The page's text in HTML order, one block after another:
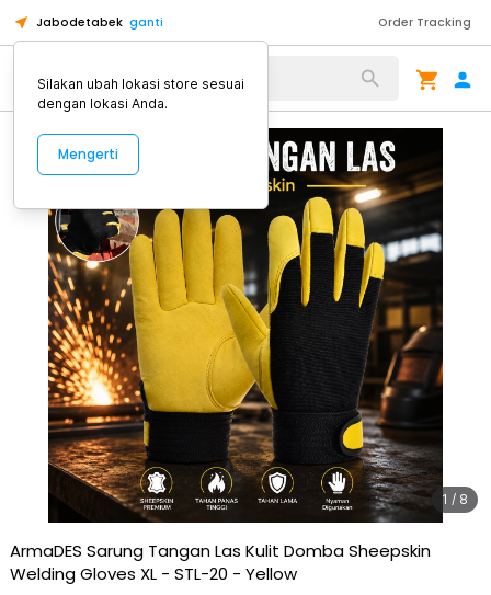
Jabodetabek ganti Order Tracking
Alat Kopi
1 / 8
ArmaDES Sarung Tangan Las Kulit Domba Sheepskin
Welding Gloves XL - STL-20 - Yellow
Silakan ubah lokasi store sesuai
dengan lokasi Anda.
Mengerti